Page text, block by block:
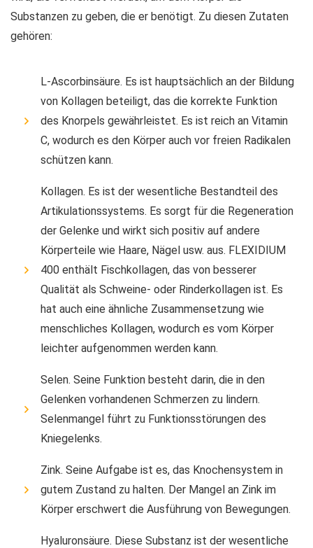
Substanzen zu geben, die er benötigt. Zu diesen Zutaten
gehören:
L-Ascorbinsäure. Es ist hauptsächlich an der Bildung
von Kollagen beteiligt, das die korrekte Funktion
des Knorpels gewährleistet. Es ist reich an Vitamin
C, wodurch es den Körper auch vor freien Radikalen
schützen kann.
Kollagen. Es ist der wesentliche Bestandteil des
Artikulationssystems. Es sorgt für die Regeneration
der Gelenke und wirkt sich positiv auf andere
Körperteile wie Haare, Nägel usw. aus. FLEXIDIUM
400 enthält Fischkollagen, das von besserer
Qualität als Schweine- oder Rinderkollagen ist. Es
hat auch eine ähnliche Zusammensetzung wie
menschliches Kollagen, wodurch es vom Körper
leichter aufgenommen werden kann.
Selen. Seine Funktion besteht darin, die in den
Gelenken vorhandenen Schmerzen zu lindern.
Selenmangel führt zu Funktionsstörungen des
Kniegelenks.
Zink. Seine Aufgabe ist es, das Knochensystem in
gutem Zustand zu halten. Der Mangel an Zink im
Körper erschwert die Ausführung von Bewegungen.
Hyaluronsäure. Diese Substanz ist der wesentliche